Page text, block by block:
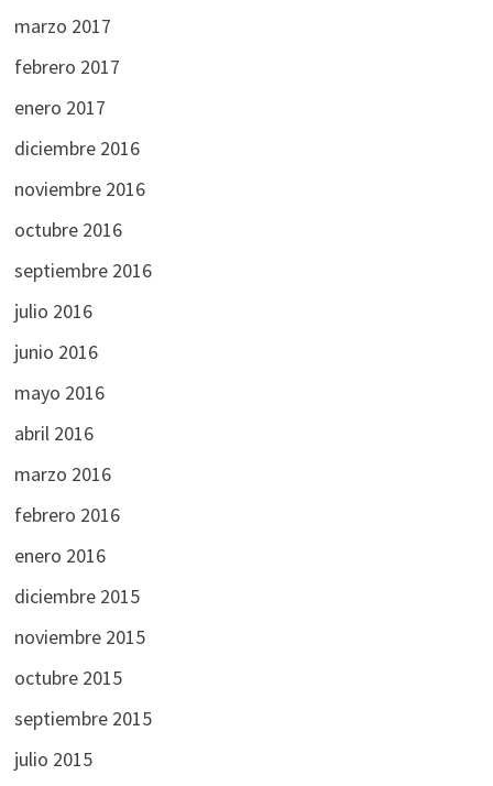
marzo 2017
febrero 2017
enero 2017
diciembre 2016
noviembre 2016
octubre 2016
septiembre 2016
julio 2016
junio 2016
mayo 2016
abril 2016
marzo 2016
febrero 2016
enero 2016
diciembre 2015
noviembre 2015
octubre 2015
septiembre 2015
julio 2015